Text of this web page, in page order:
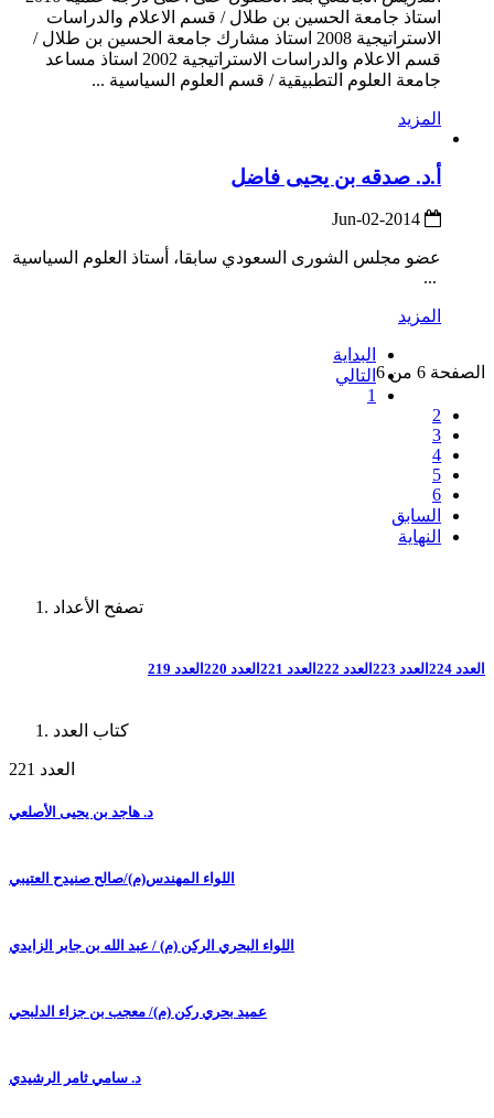
استاذ جامعة الحسين بن طلال / قسم الاعلام والدراسات
الاستراتيجية 2008 استاذ مشارك جامعة الحسين بن طلال /
قسم الاعلام والدراسات الاستراتيجية 2002 استاذ مساعد
جامعة العلوم التطبيقية / قسم العلوم السياسية ...
المزيد
أ.د. صدقه بن يحيى فاضل
عضو مجلس الشورى السعودي سابقا، أستاذ العلوم السياسية
...
المزيد
الصفحة 6 من 6
البداية
التالي
1
2
3
4
5
6
السابق
النهاية
تصفح الأعداد
العدد 224 العدد 223 العدد 222 العدد 221 العدد 220 العدد 219
كتاب العدد
العدد 221
د. هاجد بن يحيى الأصلعي
اللواء المهندس(م)/صالح صنيدح العتيبي
اللواء البحري الركن (م) / عبد الله بن جابر الزايدي
عميد بحري ركن (م)/ معجب بن جزاء الدلبحي
د. سامي ثامر الرشيدي